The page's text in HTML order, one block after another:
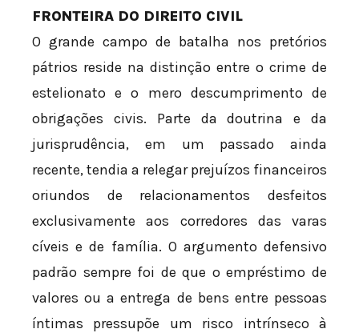
FRONTEIRA DO DIREITO CIVIL
O grande campo de batalha nos pretórios
pátrios reside na distinção entre o crime de
estelionato e o mero descumprimento de
obrigações civis. Parte da doutrina e da
jurisprudência, em um passado ainda
recente, tendia a relegar prejuízos financeiros
oriundos de relacionamentos desfeitos
exclusivamente aos corredores das varas
cíveis e de família. O argumento defensivo
padrão sempre foi de que o empréstimo de
valores ou a entrega de bens entre pessoas
íntimas pressupõe um risco intrínseco à